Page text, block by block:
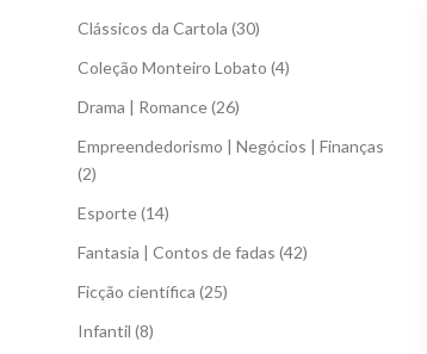
Clássicos da Cartola (30)
Coleção Monteiro Lobato (4)
Drama | Romance(26)
Empreendedorismo | Negócios | Finanças
(2)
Esporte(14)
Fantasia | Contos de fadas (42)
Ficção científica (25)
Infantil (8)